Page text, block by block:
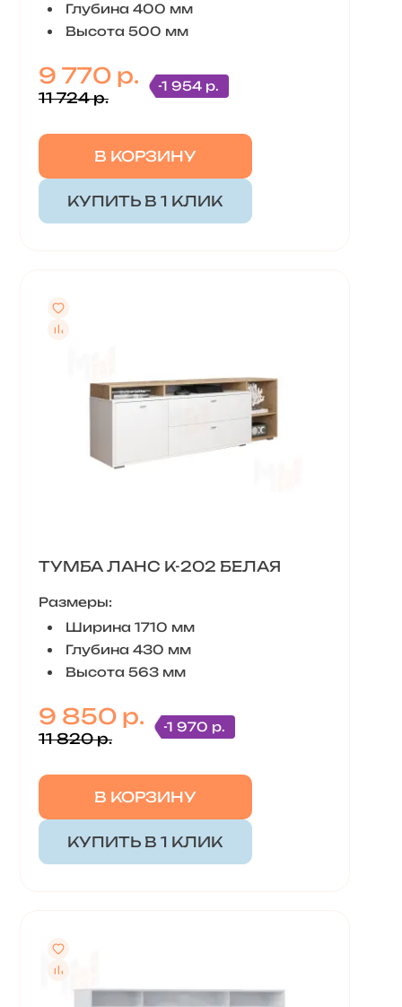
Глубина 400 мм
Высота 500 мм
9 770 р.
11 724 р.
-1 954 р.
В КОРЗИНУ
КУПИТЬ В 1 КЛИК
ТУМБА ЛАНС К-202 БЕЛАЯ
Размеры:
Ширина 1710 мм
Глубина 430 мм
Высота 563 мм
9 850 р.
11 820 р.
-1 970 р.
В КОРЗИНУ
КУПИТЬ В 1 КЛИК